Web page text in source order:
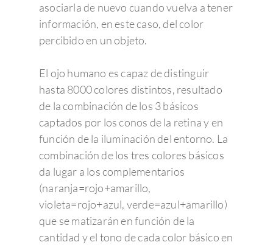
asociarla de nuevo cuando vuelva a tener
información, en este caso, del color
percibido en un objeto.
El ojo humano es capaz de distinguir
hasta 8000 colores distintos, resultado
de la combinación de los 3 básicos
captados por los conos de la retina y en
función de la iluminación del entorno. La
combinación de los tres colores básicos
da lugar a los complementarios
(naranja=rojo+amarillo,
violeta=rojo+azul, verde=azul+amarillo)
que se matizarán en función de la
cantidad y el tono de cada color básico en